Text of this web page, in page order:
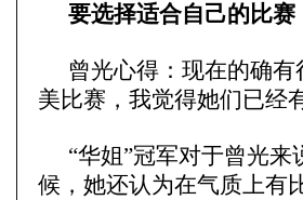
要选择适合自己的比赛
曾光心得：现在的确
美比赛，我觉得她们已经
“华姐”冠军对于曾光
候，她还认为在气质上有